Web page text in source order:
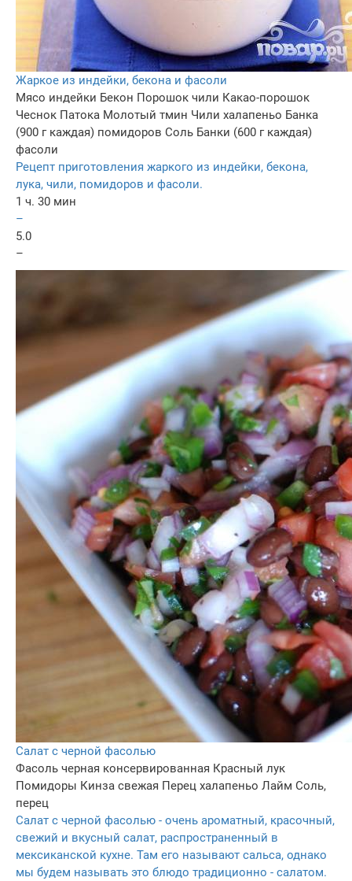
Жаркое из индейки, бекона и фасоли
Мясо индейки Бекон Порошок чили Какао-порошок
Чеснок Патока Молотый тмин Чили халапеньо Банка
(900 г каждая) помидоров Соль Банки (600 г каждая)
фасоли
Рецепт приготовления жаркого из индейки, бекона,
лука, чили, помидоров и фасоли.
1 ч. 30 мин
–
5.0
–
Салат с черной фасолью
Фасоль черная консервированная Красный лук
Помидоры Кинза свежая Перец халапеньо Лайм Соль,
перец
Салат с черной фасолью - очень ароматный, красочный,
свежий и вкусный салат, распространенный в
мексиканской кухне. Там его называют сальса, однако
мы будем называть это блюдо традиционно - салатом.